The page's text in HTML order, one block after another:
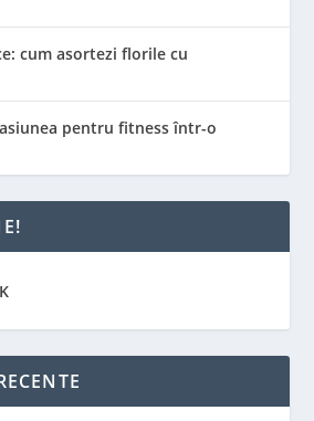
cum asortezi florile cu
pentru fitness într-o